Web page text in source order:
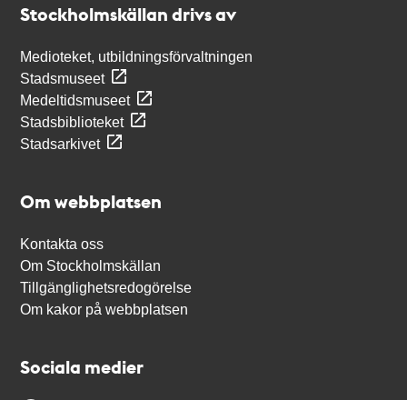
Stockholmskällan drivs av
Medioteket, utbildningsförvaltningen
Stadsmuseet
Medeltidsmuseet
Stadsbiblioteket
Stadsarkivet
Om webbplatsen
Kontakta oss
Om Stockholmskällan
Tillgänglighetsredogörelse
Om kakor på webbplatsen
Sociala medier